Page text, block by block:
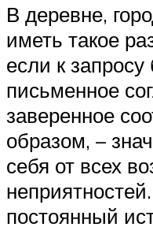
В деревне,
иметь такое
если к
письменное
заверенное
образом, –
себя от всех
постоянный